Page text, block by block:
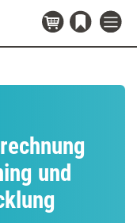
und